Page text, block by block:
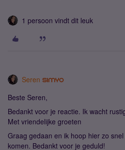
1 persoon vindt dit leuk
Seren
Beste Seren,
Bedankt voor je reactie. Ik wacht
Met vriendelijke groeten
Graag gedaan en ik hoop hier zo
komen. Bedankt voor je geduld!